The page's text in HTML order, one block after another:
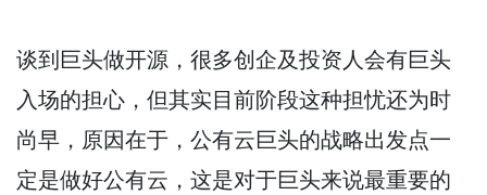
谈到巨头做开源，很多创企及投资人会有巨头
入场的担心，但其实目前阶段这种担忧还为时
尚早，原因在于，公有云巨头的战略出发点一
定是做好公有云，这是对于巨头来说最重要的